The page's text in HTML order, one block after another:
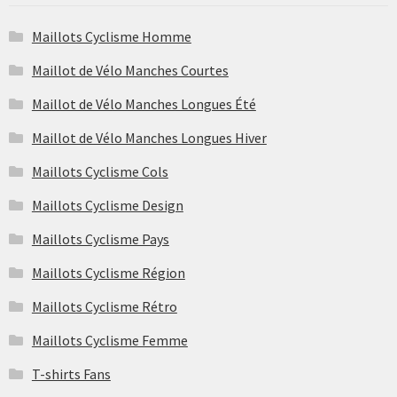
Maillots Cyclisme Homme
Maillot de Vélo Manches Courtes
Maillot de Vélo Manches Longues Été
Maillot de Vélo Manches Longues Hiver
Maillots Cyclisme Cols
Maillots Cyclisme Design
Maillots Cyclisme Pays
Maillots Cyclisme Région
Maillots Cyclisme Rétro
Maillots Cyclisme Femme
T-shirts Fans